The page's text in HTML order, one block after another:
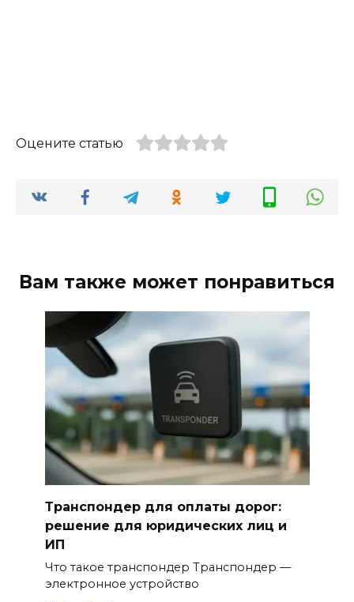
Оцените статью
Вам также может понравиться
Транспондер для оплаты дорог:
решение для юридических лиц и
ИП
Что такое транспондер Транспондер —
электронное устройство